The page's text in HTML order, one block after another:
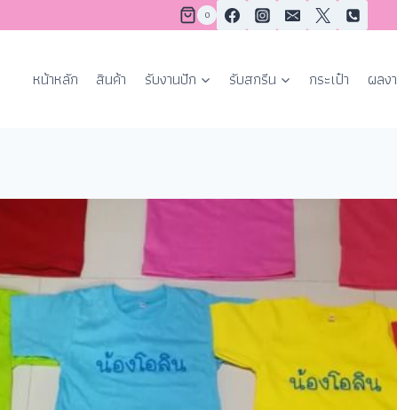
0
หน้าหลัก สินค้า รับงานปัก รับสกรีน กระเป๋า ผลง